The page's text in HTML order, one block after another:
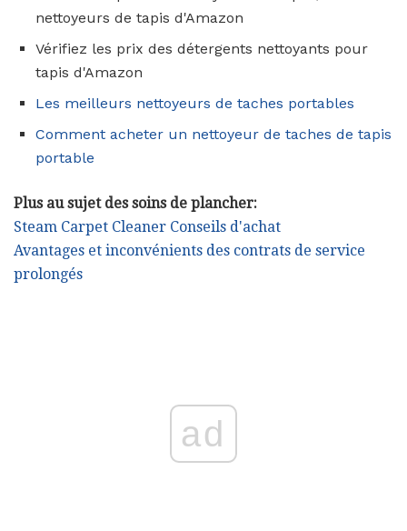
nettoyeurs de tapis d'Amazon
Vérifiez les prix des détergents nettoyants pour
tapis d'Amazon
Les meilleurs nettoyeurs de taches portables
Comment acheter un nettoyeur de taches de tapis
portable
Plus au sujet des soins de plancher:
Steam Carpet Cleaner Conseils d'achat
Avantages et inconvénients des contrats de service
prolongés
ad